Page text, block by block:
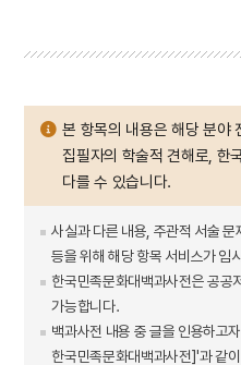
본 항목의 내용은 해당 분야
집필자의 학술적 견해로, 한
다를 수 있습니다.
사실과 다른 내용, 주관적 서술
등을 위해 해당 항목 서비스가 임
한국민족문화대백과사전은 공공
가능합니다.
백과사전 내용 중 글을 인용하고
한국민족문화대백과사전]'과 같